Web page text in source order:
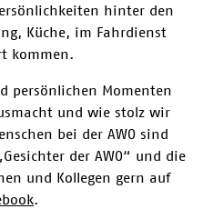
hinter den
Küche, im Fahrdienst
kommen.
persönlichen Momenten
und wie stolz wir
bei der AWO sind
der AWO“ und die
und Kollegen gern auf
.